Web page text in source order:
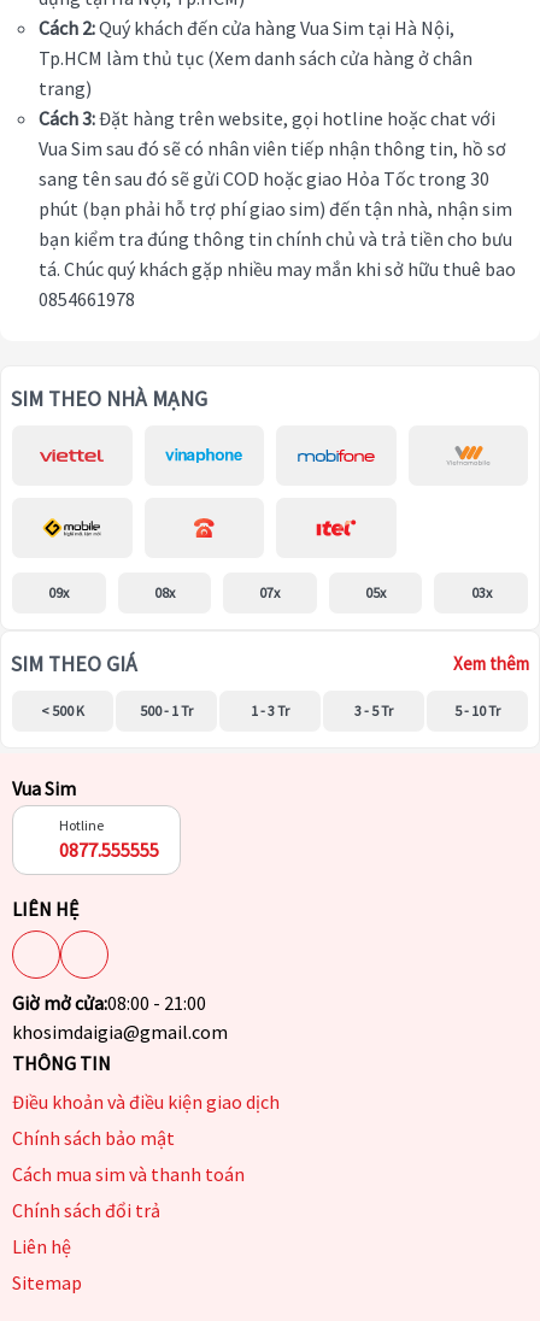
Cách 2:Quý khách đến cửa hàng Vua Sim tại Hà Nội,
Tp.HCM làm thủ tục (Xem danh sách cửa hàng ở chân
trang)
Cách 3:Đặt hàng trên website, gọi hotline hoặc chat với
Vua Sim sau đó sẽ có nhân viên tiếp nhận thông tin, hồ sơ
sang tên sau đó sẽ gửi COD hoặc giao Hỏa Tốc trong 30
phút (bạn phải hỗ trợ phí giao sim) đến tận nhà, nhận sim
bạn kiểm tra đúng thông tin chính chủ và trả tiền cho bưu
tá. Chúc quý khách gặp nhiều may mắn khi sở hữu thuê bao
0854661978
SIM THEO NHÀ MẠNG
09x 08x 07x 05x 03x
SIM THEO GIÁ Xem thêm
< 500 K 500 - 1 Tr 1 - 3 Tr 3 - 5 Tr 5 - 10 Tr
Vua Sim
Hotline
0877.555555
LIÊN HỆ
Giờ mở cửa:08:00 - 21:00
khosimdaigia@gmail.com
THÔNG TIN
Điều khoản và điều kiện giao dịch
Chính sách bảo mật
Cách mua sim và thanh toán
Chính sách đổi trả
Liên hệ
Sitemap